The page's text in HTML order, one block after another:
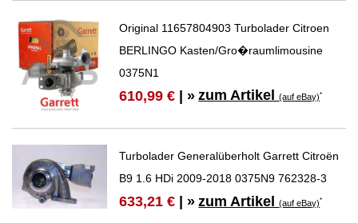
Original 11657804903 Turbolader Citroen
BERLINGO Kasten/Gro�raumlimousine
0375N1
610,99 € | » zum Artikel(auf eBay)*
Turbolader Generalüberholt Garrett Citroën
B9 1.6 HDi 2009-2018 0375N9 762328-3
633,21 € | » zum Artikel(auf eBay)*